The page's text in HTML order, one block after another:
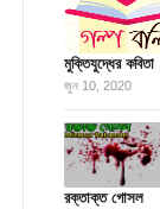
মুক্তিযুদ্ধের কবিতা
জুন 10, 2020
রক্তাক্ত গোসল